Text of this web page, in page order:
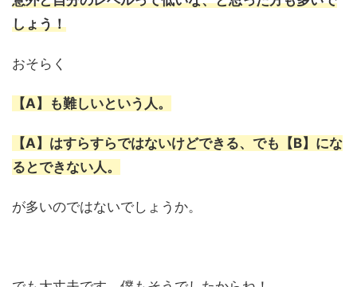
しょう！
おそらく
【A】も難しいという人。
【A】はすらすらではないけどできる、でも【B】にな
るとできない人。
が多いのではないでしょうか。